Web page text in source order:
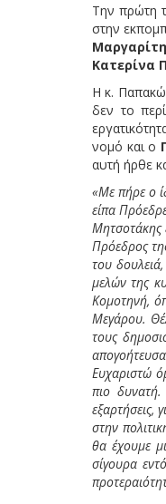
Την πρώτη
στην
Μαργαρίτη
Κατερίνα
Η κ.
δεν το
νομό και ο
αυτή ήρθε
«Με πήρε ο
είπα
Μητσοτάκης
Πρόεδρος
του
μελών της
Κομοτηνή,
Μεγάρου.
τους
Ευχαριστώ
πιο
εξαρτήσεις,
στην
θα έχουμε
σίγουρα